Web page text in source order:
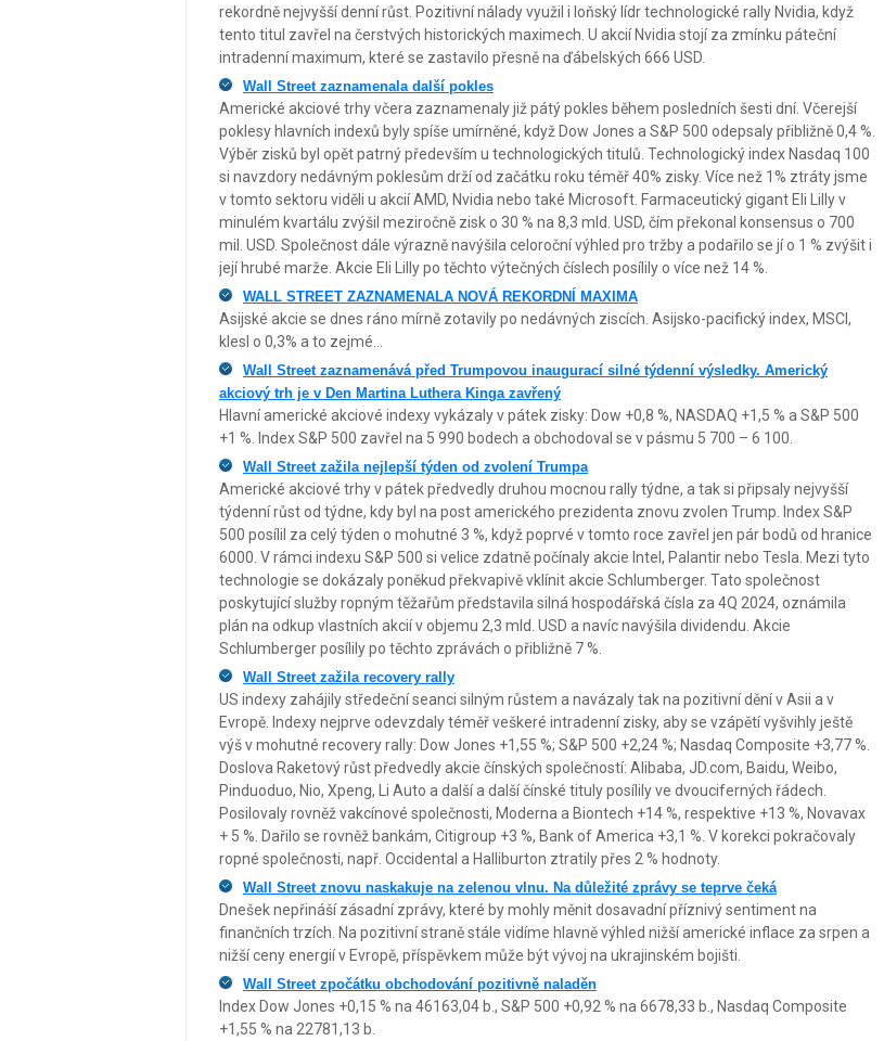
rekordně nejvyšší denní růst. Pozitivní nálady využil i loňský lídr technologické rally Nvidia, když
tento titul zavřel na čerstvých historických maximech. U akcií Nvidia stojí za zmínku páteční
intradenní maximum, které se zastavilo přesně na ďábelských 666 USD.
Wall Street zaznamenala další pokles
Americké akciové trhy včera zaznamenaly již pátý pokles během posledních šesti dní. Včerejší
poklesy hlavních indexů byly spíše umírněné, když Dow Jones a S&P 500 odepsaly přibližně 0,4 %.
Výběr zisků byl opět patrný především u technologických titulů. Technologický index Nasdaq 100
si navzdory nedávným poklesům drží od začátku roku téměř 40% zisky. Více než 1% ztráty jsme
v tomto sektoru viděli u akcií AMD, Nvidia nebo také Microsoft. Farmaceutický gigant Eli Lilly v
minulém kvartálu zvýšil meziročně zisk o 30 % na 8,3 mld. USD, čím překonal konsensus o 700
mil. USD. Společnost dále výrazně navýšila celoroční výhled pro tržby a podařilo se jí o 1 % zvýšit i
její hrubé marže. Akcie Eli Lilly po těchto výtečných číslech posílily o více než 14 %.
WALL STREET ZAZNAMENALA NOVÁ REKORDNÍ MAXIMA
Asijské akcie se dnes ráno mírně zotavily po nedávných ziscích. Asijsko-pacifický index, MSCI,
klesl o 0,3% a to zejmé...
Wall Street zaznamenává před Trumpovou inaugurací silné týdenní výsledky. Americký
akciový trh je v Den Martina Luthera Kinga zavřený
Hlavní americké akciové indexy vykázaly v pátek zisky: Dow +0,8 %, NASDAQ +1,5 % a S&P 500
+1 %. Index S&P 500 zavřel na 5 990 bodech a obchodoval se v pásmu 5 700 – 6 100.
Wall Street zažila nejlepší týden od zvolení Trumpa
Americké akciové trhy v pátek předvedly druhou mocnou rally týdne, a tak si připsaly nejvyšší
týdenní růst od týdne, kdy byl na post amerického prezidenta znovu zvolen Trump. Index S&P
500 posílil za celý týden o mohutné 3 %, když poprvé v tomto roce zavřel jen pár bodů od hranice
6000. V rámci indexu S&P 500 si velice zdatně počínaly akcie Intel, Palantir nebo Tesla. Mezi tyto
technologie se dokázaly poněkud překvapivě vklínit akcie Schlumberger. Tato společnost
poskytující služby ropným těžařům představila silná hospodářská čísla za 4Q 2024, oznámila
plán na odkup vlastních akcií v objemu 2,3 mld. USD a navíc navýšila dividendu. Akcie
Schlumberger posílily po těchto zprávách o přibližně 7 %.
Wall Street zažila recovery rally
US indexy zahájily středeční seanci silným růstem a navázaly tak na pozitivní dění v Asii a v
Evropě. Indexy nejprve odevzdaly téměř veškeré intradenní zisky, aby se vzápětí vyšvihly ještě
výš v mohutné recovery rally: Dow Jones +1,55 %; S&P 500 +2,24 %; Nasdaq Composite +3,77 %.
Doslova Raketový růst předvedly akcie čínských společností: Alibaba, JD.com, Baidu, Weibo,
Pinduoduo, Nio, Xpeng, Li Auto a další a další čínské tituly posílily ve dvouciferných řádech.
Posilovaly rovněž vakcínové společnosti, Moderna a Biontech +14 %, respektive +13 %, Novavax
+ 5 %. Dařilo se rovněž bankám, Citigroup +3 %, Bank of America +3,1 %. V korekci pokračovaly
ropné společnosti, např. Occidental a Halliburton ztratily přes 2 % hodnoty.
Wall Street znovu naskakuje na zelenou vlnu. Na důležité zprávy se teprve čeká
Dnešek nepřináší zásadní zprávy, které by mohly měnit dosavadní příznivý sentiment na
finančních trzích. Na pozitivní straně stále vidíme hlavně výhled nižší americké inflace za srpen a
nižší ceny energií v Evropě, příspěvkem může být vývoj na ukrajinském bojišti.
Wall Street zpočátku obchodování pozitivně naladěn
Index Dow Jones +0,15 % na 46163,04 b., S&P 500 +0,92 % na 6678,33 b., Nasdaq Composite
+1,55 % na 22781,13 b.